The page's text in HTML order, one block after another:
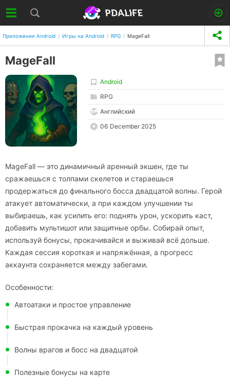
Приложения Android Игры на Android RPG MageFall
MageFall
Android
RPG
Английский
06 December 2025
MageFall — это динамичный аренный экшен, где ты
сражаешься с толпами скелетов и стараешься
продержаться до финального босса двадцатой волны. Герой
атакует автоматически, а при каждом улучшении ты
выбираешь, как усилить его: поднять урон, ускорить каст,
добавить мультишот или защитные орбы. Собирай опыт,
используй бонусы, прокачивайся и выживай всё дольше.
Каждая сессия короткая и напряжённая, а прогресс
аккаунта сохраняется между забегами.
Особенности:
Автоатаки и простое управление
Быстрая прокачка на каждый уровень
Волны врагов и босс на двадцатой
Полезные бонусы на карте